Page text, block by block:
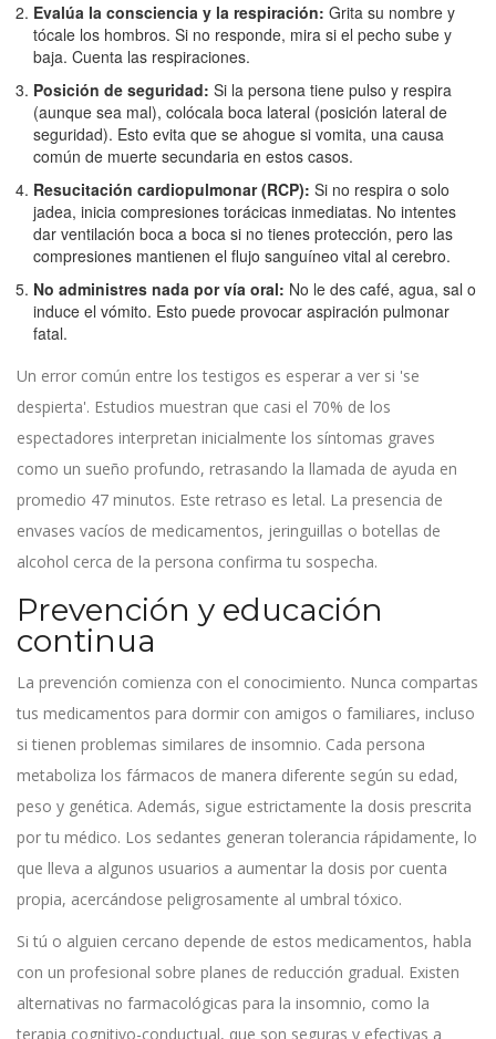
Evalúa la consciencia y la respiración: Grita su nombre y
tócale los hombros. Si no responde, mira si el pecho sube y
baja. Cuenta las respiraciones.
Posición de seguridad: Si la persona tiene pulso y respira
(aunque sea mal), colócala boca lateral (posición lateral de
seguridad). Esto evita que se ahogue si vomita, una causa
común de muerte secundaria en estos casos.
Resucitación cardiopulmonar (RCP): Si no respira o solo
jadea, inicia compresiones torácicas inmediatas. No intentes
dar ventilación boca a boca si no tienes protección, pero las
compresiones mantienen el flujo sanguíneo vital al cerebro.
No administres nada por vía oral: No le des café, agua, sal o
induce el vómito. Esto puede provocar aspiración pulmonar
fatal.
Un error común entre los testigos es esperar a ver si 'se
despierta'. Estudios muestran que casi el 70% de los
espectadores interpretan inicialmente los síntomas graves
como un sueño profundo, retrasando la llamada de ayuda en
promedio 47 minutos. Este retraso es letal. La presencia de
envases vacíos de medicamentos, jeringuillas o botellas de
alcohol cerca de la persona confirma tu sospecha.
Prevención y educación
continua
La prevención comienza con el conocimiento. Nunca compartas
tus medicamentos para dormir con amigos o familiares, incluso
si tienen problemas similares de insomnio. Cada persona
metaboliza los fármacos de manera diferente según su edad,
peso y genética. Además, sigue estrictamente la dosis prescrita
por tu médico. Los sedantes generan tolerancia rápidamente, lo
que lleva a algunos usuarios a aumentar la dosis por cuenta
propia, acercándose peligrosamente al umbral tóxico.
Si tú o alguien cercano depende de estos medicamentos, habla
con un profesional sobre planes de reducción gradual. Existen
alternativas no farmacológicas para la insomnio, como la
terapia cognitivo-conductual, que son seguras y efectivas a